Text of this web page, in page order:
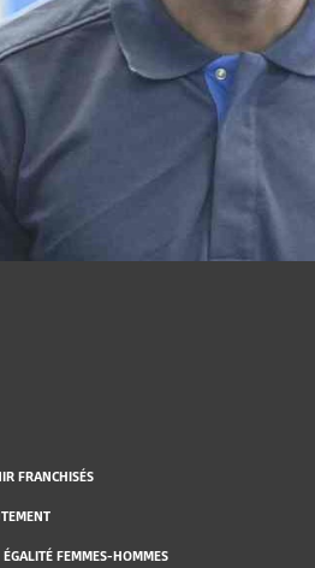
FRANCHISÉS
FEMMES-HOMMES